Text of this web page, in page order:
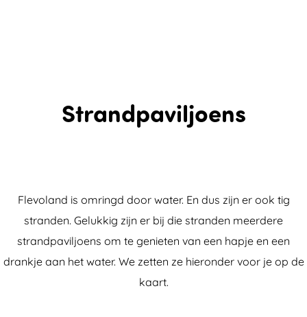
Strandpaviljoens
Flevoland is omringd door water. En dus zijn er ook tig
stranden. Gelukkig zijn er bij die stranden meerdere
strandpaviljoens om te genieten van een hapje en een
drankje aan het water. We zetten ze hieronder voor je op de
kaart.